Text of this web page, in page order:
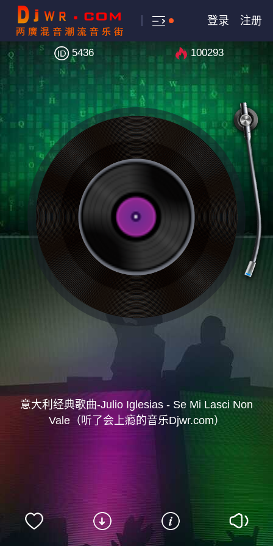
登录 注册
意大利经典歌曲-Julio Iglesias - Se Mi Lasci Non
Vale（听了会上瘾的音乐Djwr.com）
5436 100293